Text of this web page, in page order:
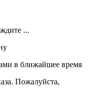
...
в ближайшее время
Пожалуйста,